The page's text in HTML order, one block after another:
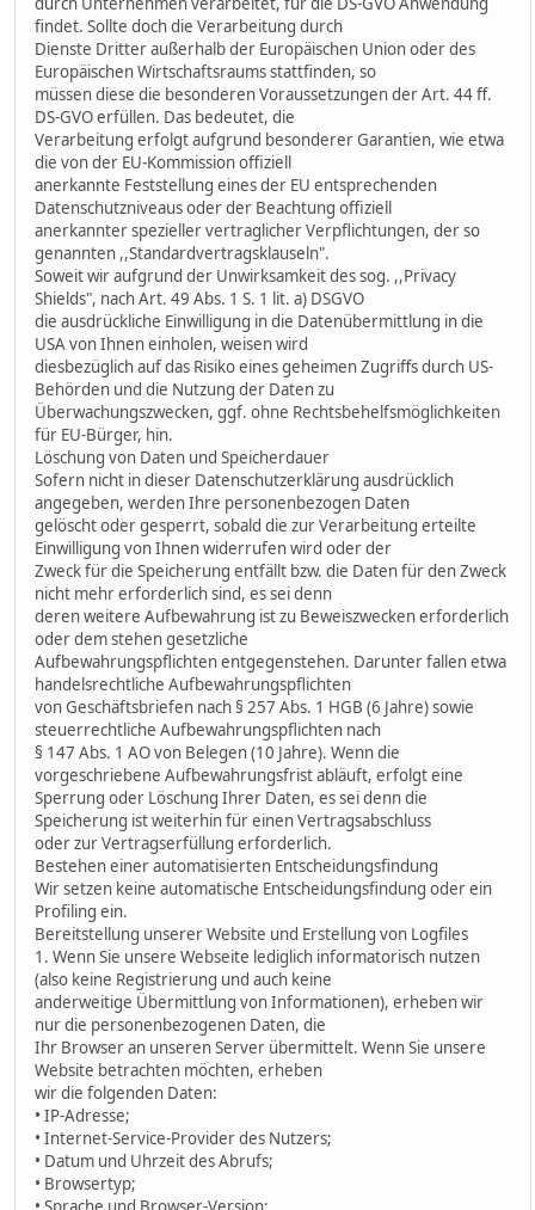
findet. Sollte doch die Verarbeitung durch
Dienste Dritter außerhalb der Europäischen Union oder des
Europäischen Wirtschaftsraums stattfinden, so
müssen diese die besonderen Voraussetzungen der Art. 44 ff.
DS-GVO erfüllen. Das bedeutet, die
Verarbeitung erfolgt aufgrund besonderer Garantien, wie etwa
die von der EU-Kommission offiziell
anerkannte Feststellung eines der EU entsprechenden
Datenschutzniveaus oder der Beachtung offiziell
anerkannter spezieller vertraglicher Verpflichtungen, der so
genannten ,,Standardvertragsklauseln".
Soweit wir aufgrund der Unwirksamkeit des sog. ,,Privacy
Shields", nach Art. 49 Abs. 1 S. 1 lit. a) DSGVO
die ausdrückliche Einwilligung in die Datenübermittlung in die
USA von Ihnen einholen, weisen wird
diesbezüglich auf das Risiko eines geheimen Zugriffs durch US-
Behörden und die Nutzung der Daten zu
Überwachungszwecken, ggf. ohne Rechtsbehelfsmöglichkeiten
für EU-Bürger, hin.
Löschung von Daten und Speicherdauer
Sofern nicht in dieser Datenschutzerklärung ausdrücklich
angegeben, werden Ihre personenbezogen Daten
gelöscht oder gesperrt, sobald die zur Verarbeitung erteilte
Einwilligung von Ihnen widerrufen wird oder der
Zweck für die Speicherung entfällt bzw. die Daten für den Zweck
nicht mehr erforderlich sind, es sei denn
deren weitere Aufbewahrung ist zu Beweiszwecken erforderlich
oder dem stehen gesetzliche
Aufbewahrungspflichten entgegenstehen. Darunter fallen etwa
handelsrechtliche Aufbewahrungspflichten
von Geschäftsbriefen nach § 257 Abs. 1 HGB (6 Jahre) sowie
steuerrechtliche Aufbewahrungspflichten nach
§ 147 Abs. 1 AO von Belegen (10 Jahre). Wenn die
vorgeschriebene Aufbewahrungsfrist abläuft, erfolgt eine
Sperrung oder Löschung Ihrer Daten, es sei denn die
Speicherung ist weiterhin für einen Vertragsabschluss
oder zur Vertragserfüllung erforderlich.
Bestehen einer automatisierten Entscheidungsfindung
Wir setzen keine automatische Entscheidungsfindung oder ein
Profiling ein.
Bereitstellung unserer Website und Erstellung von Logfiles
1. Wenn Sie unsere Webseite lediglich informatorisch nutzen
(also keine Registrierung und auch keine
anderweitige Übermittlung von Informationen), erheben wir
nur die personenbezogenen Daten, die
Ihr Browser an unseren Server übermittelt. Wenn Sie unsere
Website betrachten möchten, erheben
wir die folgenden Daten:
• IP-Adresse;
• Internet-Service-Provider des Nutzers;
• Datum und Uhrzeit des Abrufs;
• Browsertyp;